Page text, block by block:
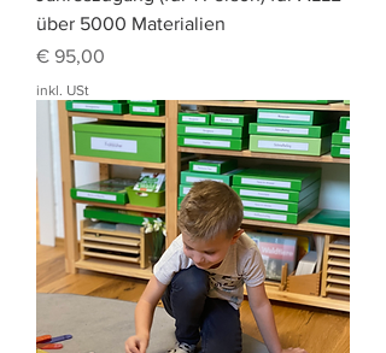
über 5000 Materialien
Preis
€ 95,00
inkl. USt